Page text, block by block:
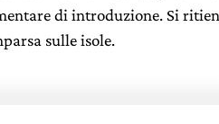
di introduzione. Si
sulle isole.